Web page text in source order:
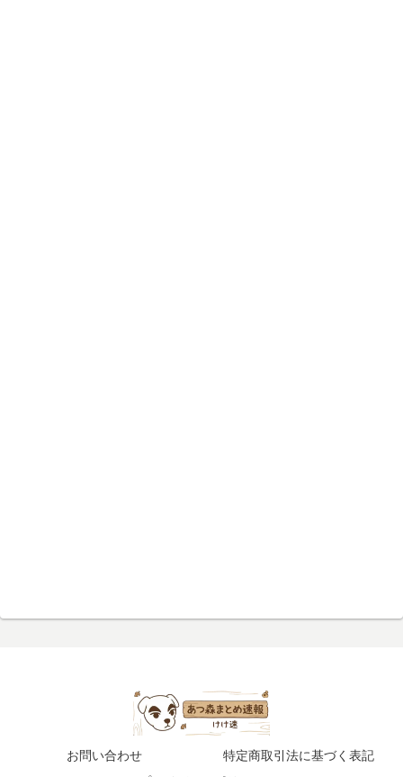
お問い合わせ
特定商取引法に基づく表記